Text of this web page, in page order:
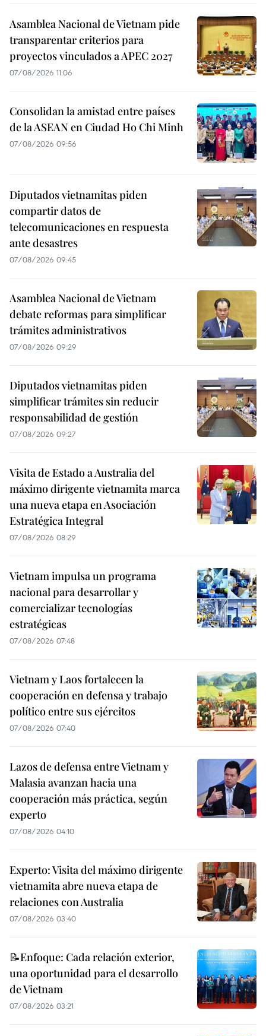
Asamblea Nacional de Vietnam pide
transparentar criterios para
proyectos vinculados a APEC 2027
07/08/2026 11:06
Consolidan la amistad entre países
de la ASEAN en Ciudad Ho Chi Minh
07/08/2026 09:56
Diputados vietnamitas piden
compartir datos de
telecomunicaciones en respuesta
ante desastres
07/08/2026 09:45
Asamblea Nacional de Vietnam
debate reformas para simplificar
trámites administrativos
07/08/2026 09:29
Diputados vietnamitas piden
simplificar trámites sin reducir
responsabilidad de gestión
07/08/2026 09:27
Visita de Estado a Australia del
máximo dirigente vietnamita marca
una nueva etapa en Asociación
Estratégica Integral
07/08/2026 08:29
Vietnam impulsa un programa
nacional para desarrollar y
comercializar tecnologías
estratégicas
07/08/2026 07:48
Vietnam y Laos fortalecen la
cooperación en defensa y trabajo
político entre sus ejércitos
07/08/2026 07:40
Lazos de defensa entre Vietnam y
Malasia avanzan hacia una
cooperación más práctica, según
experto
07/08/2026 04:10
Experto: Visita del máximo dirigente
vietnamita abre nueva etapa de
relaciones con Australia
07/08/2026 03:40
📝Enfoque: Cada relación exterior,
una oportunidad para el desarrollo
de Vietnam
07/08/2026 03:21